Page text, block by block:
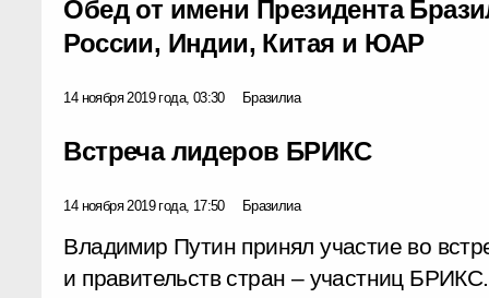
Обед от имени Президента
России, Индии, Китая и ЮАР
14 ноября 2019 года, 03:30 Бразилиа
Встреча лидеров БРИКС
14 ноября 2019 года, 17:50 Бразилиа
Владимир Путин принял участие во
и правительств стран – участниц БРИКС.